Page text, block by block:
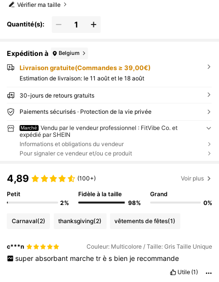
Vérifier ma taille
Quantité(s):
Expédition à Belgium
Livraison gratuite(Commandes ≥ 39,00€)
Estimation de livraison: le 11 août et le 18 août
30-jours de retours gratuits
Paiements sécurisés · Protection de la vie privée
Marché
Vendu par le vendeur professionnel : FitVibe Co. et
expédié par SHEIN
Informations et obligations du vendeur
Pour signaler ce vendeur et/ou ce produit
4,89 (100+) Voir plus
Petit
2%
Fidèle à la taille
98%
Grand
0%
Carnaval(2) thanksgiving(2) vêtements de fêtes(1)
c***n Couleur: Multicolore / Taille: Gris Taille Unique
super absorbant marche tr è s bien je recommande
Utile (1)